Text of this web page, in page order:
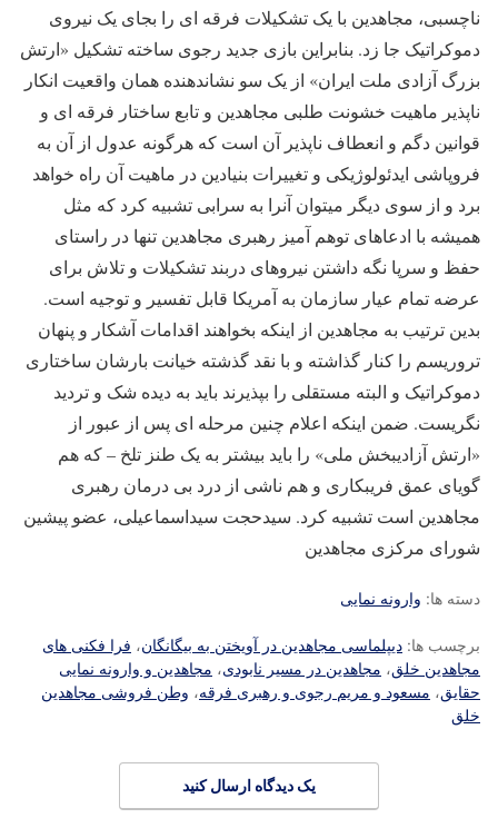
ناچسبی، مجاهدین با یک تشکیلات فرقه ای را بجای یک نیروی
دموکراتیک جا زد. بنابراین بازی جدید رجوی ساخته تشکیل «ارتش
بزرگ آزادی ملت ایران» از یک سو نشاندهنده همان واقعیت انکار
ناپذیر ماهیت خشونت طلبی مجاهدین و تابع ساختار فرقه ای و
قوانین دگم و انعطاف ناپذیر آن است که هرگونه عدول از آن به
فروپاشی ایدئولوژیکی و تغییرات بنیادین در ماهیت آن راه خواهد
برد و از سوی دیگر میتوان آنرا به سرابی تشبیه کرد که مثل
همیشه با ادعاهای توهم آمیز رهبری مجاهدین تنها در راستای
حفظ و سرپا نگه داشتن نیروهای دربند تشکیلات و تلاش برای
عرضه تمام عیار سازمان به آمریکا قابل تفسیر و توجیه است.
بدین ترتیب به مجاهدین از اینکه بخواهند اقدامات آشکار و پنهان
تروریسم را کنار گذاشته و با نقد گذشته خیانت بارشان ساختاری
دموکراتیک و البته مستقلی را بپذیرند باید به دیده شک و تردید
نگریست. ضمن اینکه اعلام چنین مرحله ای پس از عبور از
«ارتش آزادیبخش ملی» را باید بیشتر به یک طنز تلخ – که هم
گویای عمق فریبکاری و هم ناشی از درد بی درمان رهبری
مجاهدین است تشبیه کرد. سیدحجت سیداسماعیلی، عضو پیشین
شورای مرکزی مجاهدین
دسته ها: وارونه نمایی
برچسب ها: دیپلماسی مجاهدین در آویختن به بیگانگان، فرا فکنی های
مجاهدین خلق، مجاهدین در مسیر نابودی، مجاهدین و وارونه نمایی
حقایق، مسعود و مریم رجوی و رهبری فرقه، وطن فروشی مجاهدین
خلق
یک دیدگاه ارسال کنید